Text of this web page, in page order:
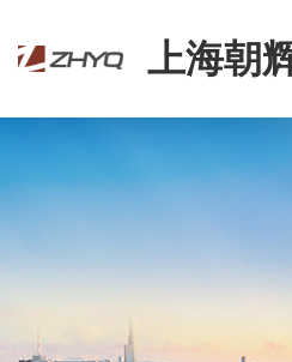
上海朝